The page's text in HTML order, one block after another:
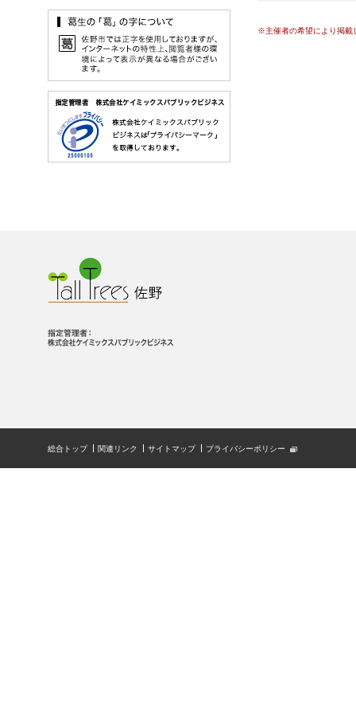
※主催者の希望により掲載
総合トップ 関連リンク サイトマップ プライバシーポリシー